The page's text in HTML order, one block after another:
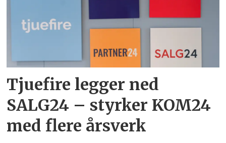
Tjuefire legger ned
SALG24 – styrker KOM24
med flere årsverk